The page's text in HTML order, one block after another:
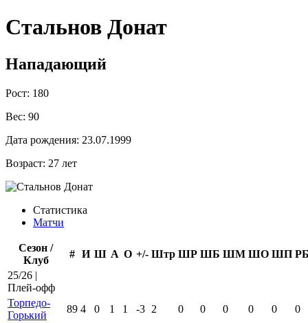
Стальнов Донат
Нападающий
Рост: 180
Вес: 90
Дата рождения: 23.07.1999
Возраст: 27 лет
Статистика
Матчи
Сезон /
Клуб
# И Ш А О +/- Штр ШР ШБ ШМ ШО ШП
25/26 |
Плей-офф
Торпедо-
Горький
89 4 0 1 1 -3 2 0 0 0 0 0
0